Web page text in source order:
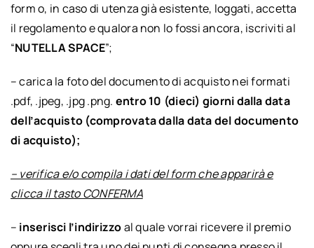
form o, in caso di utenza già esistente, loggati, accetta
il regolamento e qualora non lo fossi ancora, iscriviti al
“NUTELLA SPACE”;
– carica la foto del documento di acquisto nei formati
.pdf, .jpeg, .jpg .png. entro 10 (dieci) giorni dalla data
dell’acquisto (comprovata dalla data del documento
di acquisto);
– verifica e/o compila i dati del form che apparirà e
clicca il tasto CONFERMA
– inserisci l’indirizzoal quale vorrai ricevere il premio